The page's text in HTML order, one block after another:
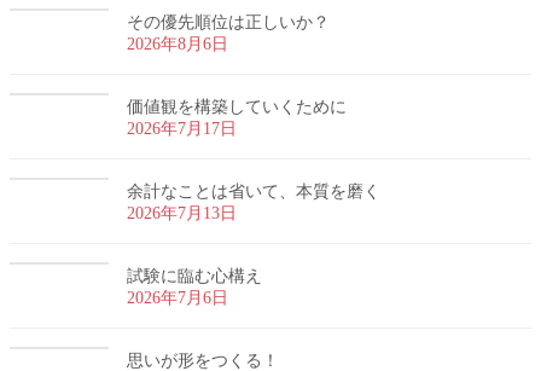
その優先順位は正しいか？
2026年8月6日
価値観を構築していくために
2026年7月17日
余計なことは省いて、本質を磨く
2026年7月13日
試験に臨む心構え
2026年7月6日
思いが形をつくる！